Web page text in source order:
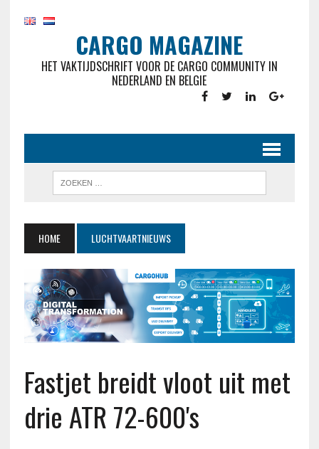
CARGO MAGAZINE
HET VAKTIJDSCHRIFT VOOR DE CARGO COMMUNITY IN
NEDERLAND EN BELGIE
HOME LUCHTVAARTNIEUWS
Fastjet breidt vloot uit met
drie ATR 72-600's